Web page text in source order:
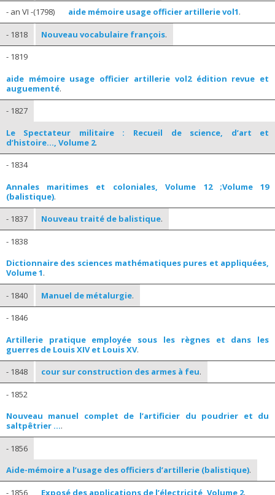
- an VI -(1798) aide mémoire usage officier artillerie vol1.
- 1818 Nouveau vocabulaire françois.
- 1819
aide mémoire usage officier artillerie vol2 édition revue et
auguementé.
- 1827
Le Spectateur militaire : Recueil de science, d’art et
d’histoire…, Volume 2.
- 1834
Annales maritimes et coloniales, Volume 12 ;Volume 19
(balistique).
- 1837 Nouveau traité de balistique.
- 1838
Dictionnaire des sciences mathématiques pures et appliquées,
Volume 1.
- 1840 Manuel de métalurgie.
- 1846
Artillerie pratique employée sous les règnes et dans les
guerres de Louis XIV et Louis XV.
- 1848 cour sur construction des armes à feu.
- 1852
Nouveau manuel complet de l’artificier du poudrier et du
saltpêtrier ….
- 1856
Aide-mémoire a l’usage des officiers d’artillerie (balistique).
- 1856 Exposé des applications de l’électricité, Volume 2.